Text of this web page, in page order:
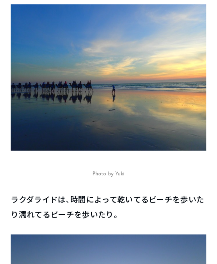
Photo by Yuki
ラクダライドは、時間によって乾いてるビーチを歩いた
り濡れてるビーチを歩いたり。